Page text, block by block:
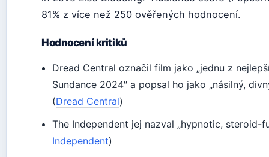
81% z více než 250 ověřených hodnocení.
Hodnocení kritiků
Dread Central označil film jako „jednu z
Sundance 2024″ a popsal ho jako „násilný,
(Dread Central)
The Independent jej nazval „hypnotic, steroid-
Independent)